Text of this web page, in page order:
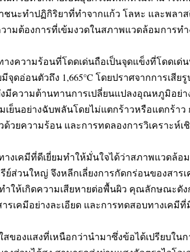
ชนะทำปฏิกิริยาที่ทำจากแก้ว โลหะ และพล
ามต้องการที่เข้มงวดในสภาพแวดล้อมการ
างความร้อนที่โดดเด่นถือเป็นจุดแข็งที่โดดเ
มีจุดอ่อนตัวถึง 1,665°C โดยปราศจากการเ
มีความต้านทานการเปลี่ยนแปลงอุณหภูมิอย่
เย็นอย่างฉับพลันโดยไม่แตกร้าวหรือแตกร้า
ด้วยความร้อน และการทดลองการวิเคราะห์เ
างเคมีที่ดีเยี่ยมทำให้มั่นใจได้ว่าสภาพแวดล้
ย์ส่วนใหญ่ จึงหลีกเลี่ยงการกัดกร่อนของสา
ำให้เกิดความเสียหายต่อพื้นผิว คุณลักษณะดั
ารเคมีอย่างละเอียด และการทดสอบทางเคมี
สของแสงที่เหนือกว่านำมาซึ่งข้อได้เปรียบใ